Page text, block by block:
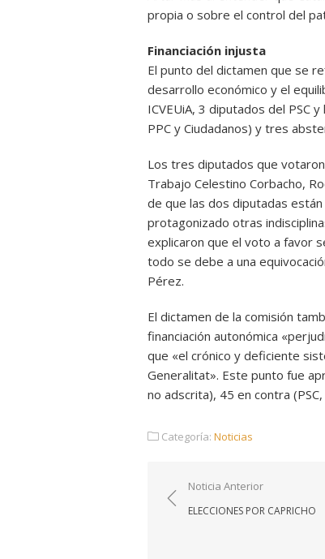
propia o sobre el control del
Financiación injusta
El punto del dictamen que se
desarrollo económico y el
ICVEUiA, 3 diputados del PSC
PPC y Ciudadanos) y tres
Los tres diputados que
Trabajo Celestino Corbacho,
de que las dos diputadas
protagonizado otras
explicaron que el voto a favor
todo se debe a una
Pérez.
El dictamen de la comisión
financiación autonómica
que «el crónico y deficiente
Generalitat». Este punto fue
no adscrita), 45 en contra
Categoría: Noticias
Navegación
de
Noticia Anterior
ELECCIONES POR CAPRICHO